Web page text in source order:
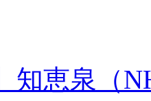
知恵泉（